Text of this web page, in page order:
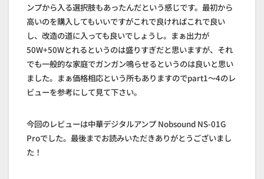
ンプから入る選択肢もあったんだという感じです。最初から
高いのを購入してもいいですがこれで良ければこれで良い
し、改造の道に入っても良いでしょうし。まぁ出力が
50W+50Wとれるというのは盛りすぎだと思いますが、それ
でも一般的な家庭でガンガン鳴らせるというのは良いと思い
ました。まぁ価格相応という所もありますのでpart1～4のレ
ビューを参考にして見て下さい。
今回のレビューは中華デジタルアンプ Nobsound NS-01G
Proでした。最後までお読みいただきありがとうございまし
た！